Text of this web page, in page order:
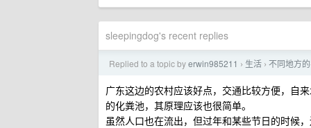
sleepingdog's recent replies
Replied to a topic byerwin985211 › 生活 › 不同地方
广东这边的农村应该好点，交通比较方便，自
的化粪池，其原理应该也很简单。
虽然人口也在流出，但过年和某些节日的时候